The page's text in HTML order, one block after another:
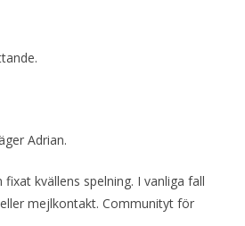
Adrian.
kvällens spelning. I vanliga fall
mejlkontakt. Communityt för